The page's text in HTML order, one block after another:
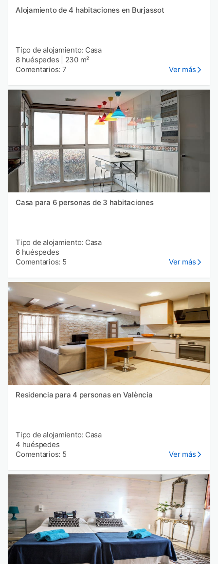
Alojamiento de 4 habitaciones en Burjassot
Tipo de alojamiento: Casa
8 huéspedes
230 m²
Comentarios: 7
Ver más
Casa para 6 personas de 3 habitaciones
Tipo de alojamiento: Casa
6 huéspedes
Comentarios: 5
Ver más
Residencia para 4 personas en València
Tipo de alojamiento: Casa
4 huéspedes
Comentarios: 5
Ver más